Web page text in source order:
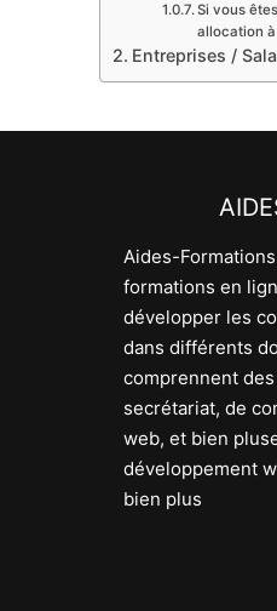
Si vous
allocation à
Entreprises /
Aides-
formations en
développer les
dans différents
comprennent
secrétariat, de
web, et bien
développement
bien plus